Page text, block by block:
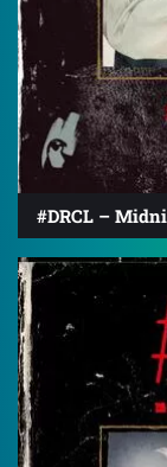
#DRCL –